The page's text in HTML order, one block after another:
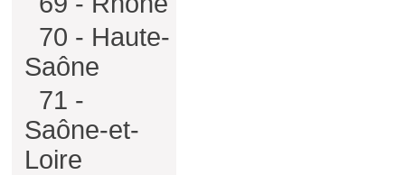
70 - Haute-
Saône
71 -
Saône-et-
Loire